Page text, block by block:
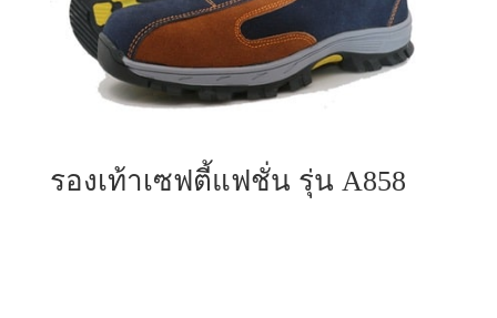
รองเท้าเซฟตี้แฟชั่น รุ่น A858